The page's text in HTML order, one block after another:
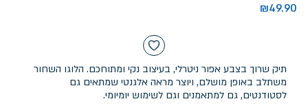
₪49.90
תיק שרוך בצבע אפור ניטרלי, בעיצוב נקי ומתוחכם. הלוגו השחור
משתלב באופן מושלם, ויוצר מראה אלגנטי שמתאים גם
לסטודנטים, גם למתאמנים וגם לשימוש יומיומי.